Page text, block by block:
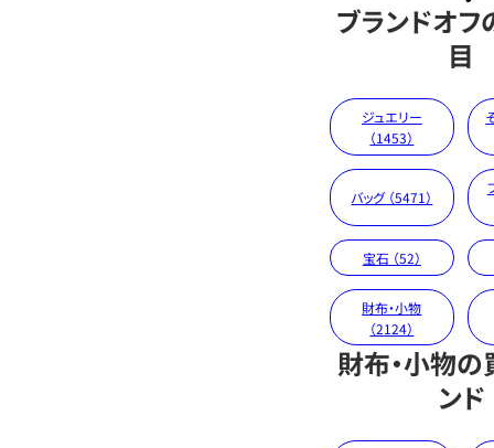
ブランドオ
目
ジュエリー
（1453）
バッグ （5471）
宝石 （52）
財布・小物
（2124）
財布・小物
ンド